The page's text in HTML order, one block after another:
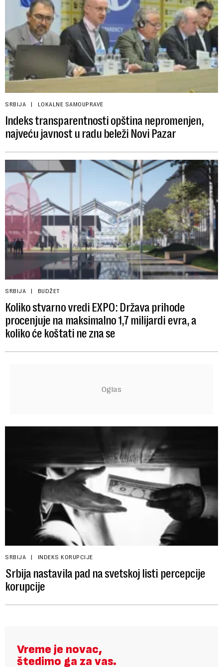
SRBIJA LOKALNE SAMOUPRAVE
Indeks transparentnosti opština nepromenjen,
najveću javnost u radu beleži Novi Pazar
SRBIJA BUDŽET
Koliko stvarno vredi EXPO: Država prihode
procenjuje na maksimalno 1,7 milijardi evra, a
koliko će koštati ne zna se
SRBIJA INDEKS KORUPCIJE
Srbija nastavila pad na svetskoj listi percepcije
korupcije
Vreme je novac,
štedimo ga za vas.